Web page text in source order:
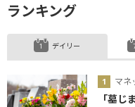
ランキング
デイリー
マネ
「墓